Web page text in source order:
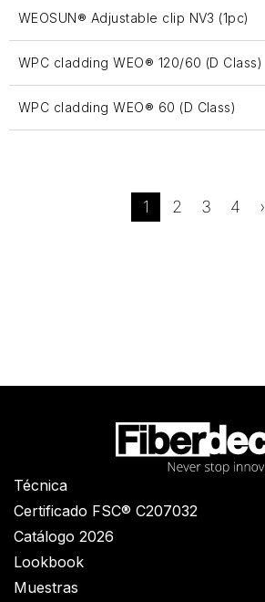
WEOSUN® Adjustable clip NV3 (1pc)
WPC cladding WEO® 120/60 (D Class)
WPC cladding WEO® 60 (D Class)
1 2 3 4 ›
Técnica
Certificado FSC® C207032
Catálogo 2026
Lookbook
Muestras